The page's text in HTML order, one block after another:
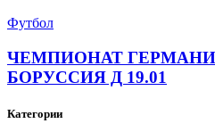
Футбол
ЧЕМПИОНАТ
БОРУССИЯ Д 19.01
Категории